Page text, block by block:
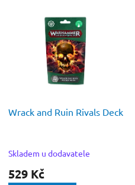
Wrack and Ruin Rivals Deck
Skladem u dodavatele
529 Kč